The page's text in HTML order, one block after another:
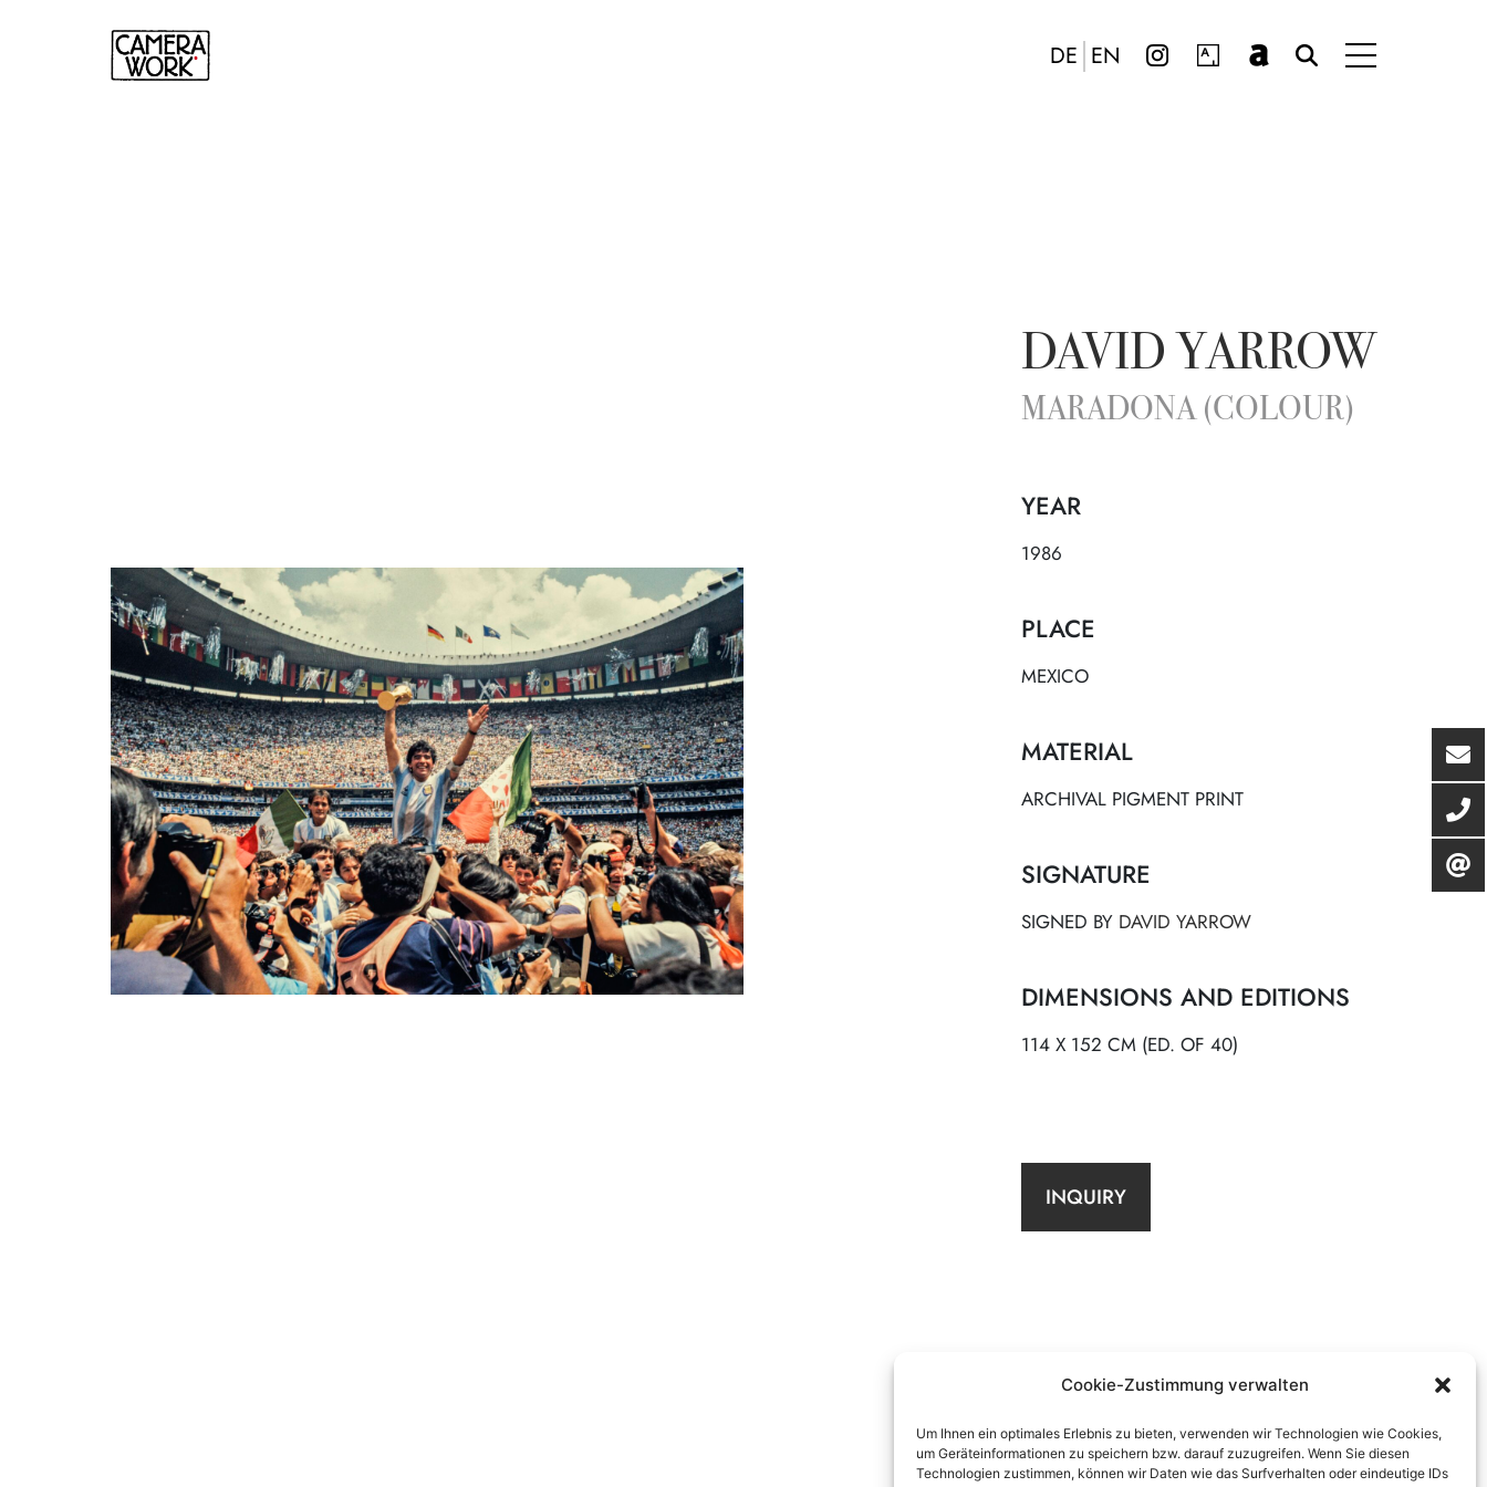
Cookie-Zustimmung verwalten
Um Ihnen ein optimales Erlebnis zu bieten, verwenden wir Technologien wie Cookies,
um Geräteinformationen zu speichern bzw. darauf zuzugreifen. Wenn Sie diesen
Technologien zustimmen, können wir Daten wie das Surfverhalten oder eindeutige IDs
DE EN
DAVID YARROW
MARADONA (COLOUR)
YEAR
1986
PLACE
MEXICO
MATERIAL
ARCHIVAL PIGMENT PRINT
SIGNATURE
SIGNED BY DAVID YARROW
DIMENSIONS AND EDITIONS
114 X 152 CM (ED. OF 40)
INQUIRY